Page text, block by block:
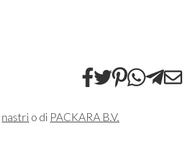
nastri o di PACKARA B.V.